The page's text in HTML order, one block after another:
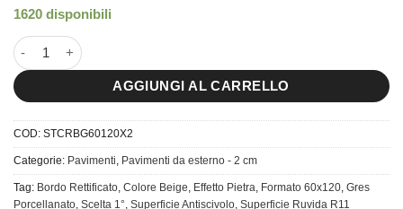
1620 disponibili
60x120 Stonecrete Beige spessore 2 CM. quantità
AGGIUNGI AL CARRELLO
COD: STCRBG60120X2
Categorie: Pavimenti Pavimenti da esterno - 2 cm
Tag: Bordo Rettificato Colore Beige Effetto Pietra Formato 60x120 Gres
Porcellanato Scelta 1° Superficie Antiscivolo Superficie Ruvida R11